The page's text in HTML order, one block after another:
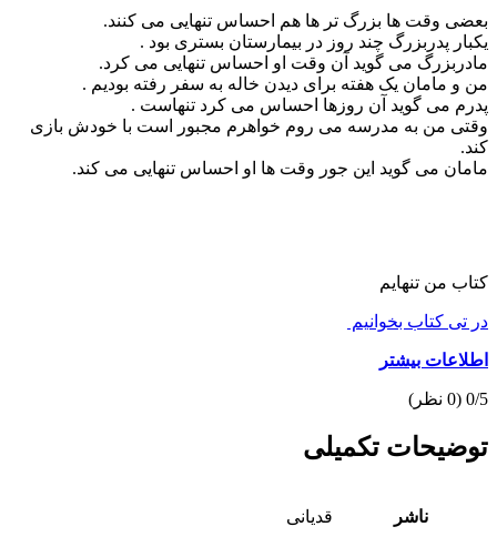
بعضی وقت ها بزرگ تر ها هم احساس تنهایی می کنند.
یکبار پدربزرگ چند روز در بیمارستان بستری بود .
مادربزرگ می گوید آن وقت او احساس تنهایی می کرد.
من و مامان یک هفته برای دیدن خاله به سفر رفته بودیم .
پدرم می گوید آن روزها احساس می کرد تنهاست .
وقتی من به مدرسه می روم خواهرم مجبور است با خودش بازی
کند.
مامان می گوید این جور وقت ها او احساس تنهایی می کند.
کتاب من تنهایم
در تی کتاب بخوانیم
اطلاعات بیشتر
0/5 (0 نظر)
توضیحات تکمیلی
ناشر قدیانی